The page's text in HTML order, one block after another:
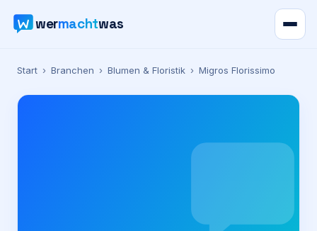
wermachtwas
Verzeichnis
Karte
Start › Branchen › Blumen & Floristik › Migros Florissimo